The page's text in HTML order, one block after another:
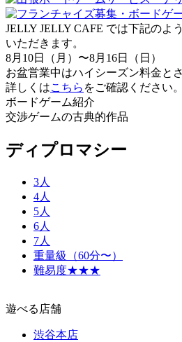
JELLY JELLY CAFE では下記のよ
いただきます。
8月10日（月）〜8月16日（日）
お盆営業中はハイシーズン料金と
詳しくはこちら をご確認ください。
ボードゲーム紹介
交渉ゲームの古典的作品
ディプロマシー
3人
4人
5人
6人
7人
重量級（60分〜）
難易度★★★
遊べる店舗
渋谷本店